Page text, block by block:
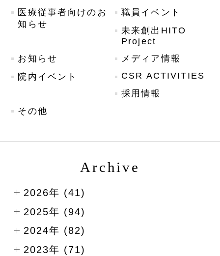
医療従事者向けのお
知らせ
職員イベント
未来創出HITO
Project
お知らせ
メディア情報
院内イベント
CSR ACTIVITIES
採用情報
その他
Archive
2026年 (41)
2025年 (94)
2024年 (82)
2023年 (71)